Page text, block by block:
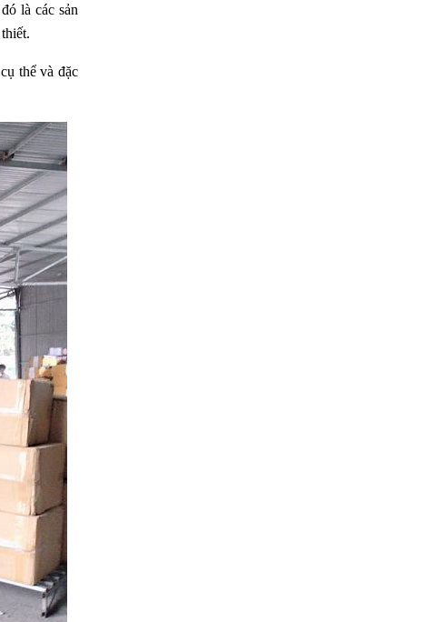
là các sản
thể và đặc